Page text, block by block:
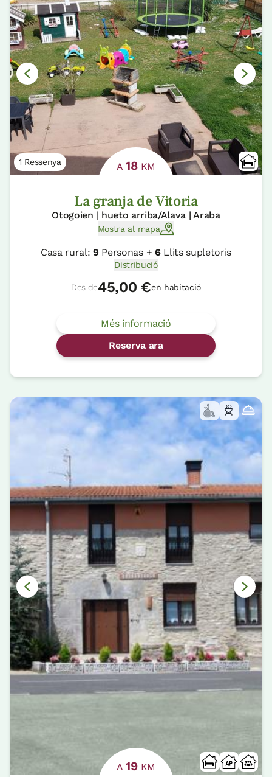
1 Ressenya A18KM
La granja de Vitoria
Otogoien | hueto arriba/Alava | Araba
Mostra al mapa
Casa rural:9 Personas + 6Llits supletoris
Distribució
Des de45,00 €en habitació
Més informació
Reserva ara
A19KM